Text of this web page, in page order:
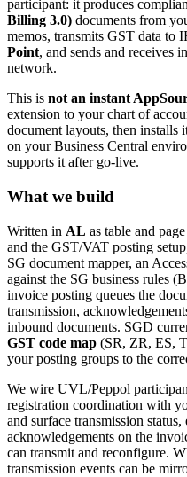
participant: it produces
Billing 3.0) documents from
memos, transmits GST data to
Point, and sends and receives
network.
This is not an instant
extension to your chart of
document layouts, then installs
on your Business Central
supports it after go-live.
What we build
Written in AL as table and
and the GST/VAT posting
SG document mapper, an
against the SG business rules
invoice posting queues the
transmission,
inbound documents. SGD
GST code map (SR, ZR, ES,
your posting groups to the
We wire UVL/Peppol
registration coordination with
and surface transmission
acknowledgements on the
can transmit and reconfigure.
transmission events can be